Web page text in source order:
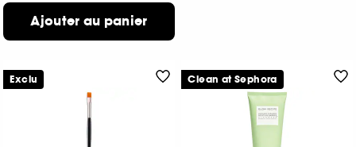
Ajouter au panier
Exclu Clean at Sephora